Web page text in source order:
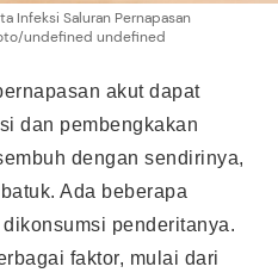
Infeksi Saluran Pernapasan
undefined undefined
akut dapat
dan pembengkakan
dengan sendirinya,
Ada beberapa
penderitanya.
faktor, mulai dari